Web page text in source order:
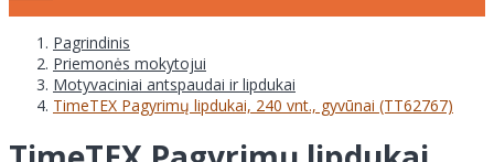
Pagrindinis
Priemonės mokytojui
Motyvaciniai antspaudai ir lipdukai
TimeTEX Pagyrimų lipdukai, 240 vnt., gyvūnai (TT62767)